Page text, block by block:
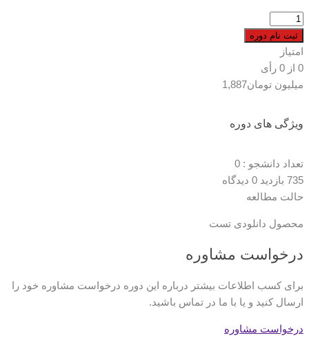
محصول
دانلودی
تست
179
(کپی)
ثبت نام دوره
امتیاز
0 از 0 رأی
میلیون تومان1,887
ویژگی های دوره
تعداد دانشجو : 0
735 بازدید
حالت مطالعه
محصول دانلودی تست
درخواست مشاوره
برای کسب اطلاعات بیشتر درباره این دوره درخواست مشاوره خود را
ارسال کنید و یا با ما در تماس باشید.
درخواست مشاوره